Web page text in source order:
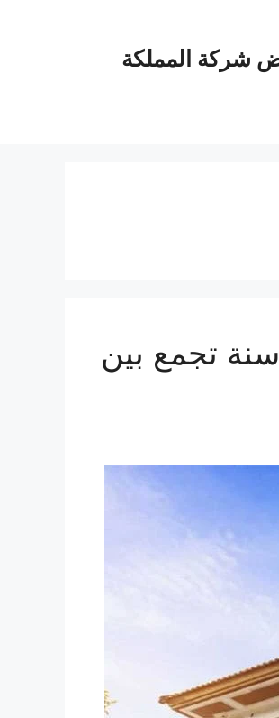
شركة المملكة
شركة ترميم منازل بالرياض..بخبرة 15سنة تجمع بين